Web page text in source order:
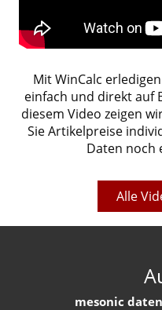
Mit WinCalc
einfach und direkt auf
diesem Video zeigen
Sie Artikelpreise
Daten noch
Alle
mesonic